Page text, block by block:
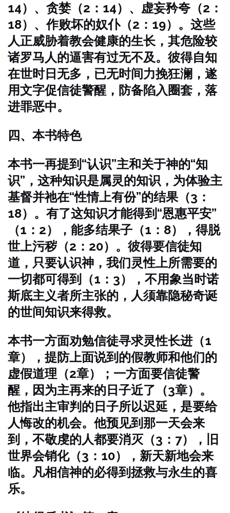
14）、贪婪（2：14）、虚妄矜夸（2：
18）、作败坏的奴仆（2：19）。这些
人正威胁着教会健康的生长，其危险较
诸罗马人的逼害有过无不及。彼得自知
在世时日无多，已无时间力挽狂澜，遂
用文字促信徒警醒，防备陷入圈套，落
进罪恶中。
四、本书特色
本书一再提到“认识”主和关于神的“知
识”，这种知识是属灵的知识，为体验主
基督并祂在“性情上有份”的结果（3：
18）。有了这知识才能得到“恩惠平安”
（1：2），能多结果子（1：8），得脱
世上污秽（2：20）。彼得要信徒知
道，只要认识神，我们灵性上所需要的
一切都可得到（1：3），不用象当时诺
斯底主义者所主张的，人须靠隐秘奇诞
的世间知识来得救。
本书一方面劝勉信徒寻求灵性长进（1
章），提防上面说到的假教师和他们的
虚假道理（2章）；一方面要信徒警
醒，因为主再来的日子近了（3章）。
他指出主审判的日子所以迟延，是要给
人悔改的机会。他预见到那一天会来
到，不敬虔的人都要消灭（3：7），旧
世界会销化（3：10），新天新地会来
临。凡相信神的必得到拯救与永生的喜
乐。